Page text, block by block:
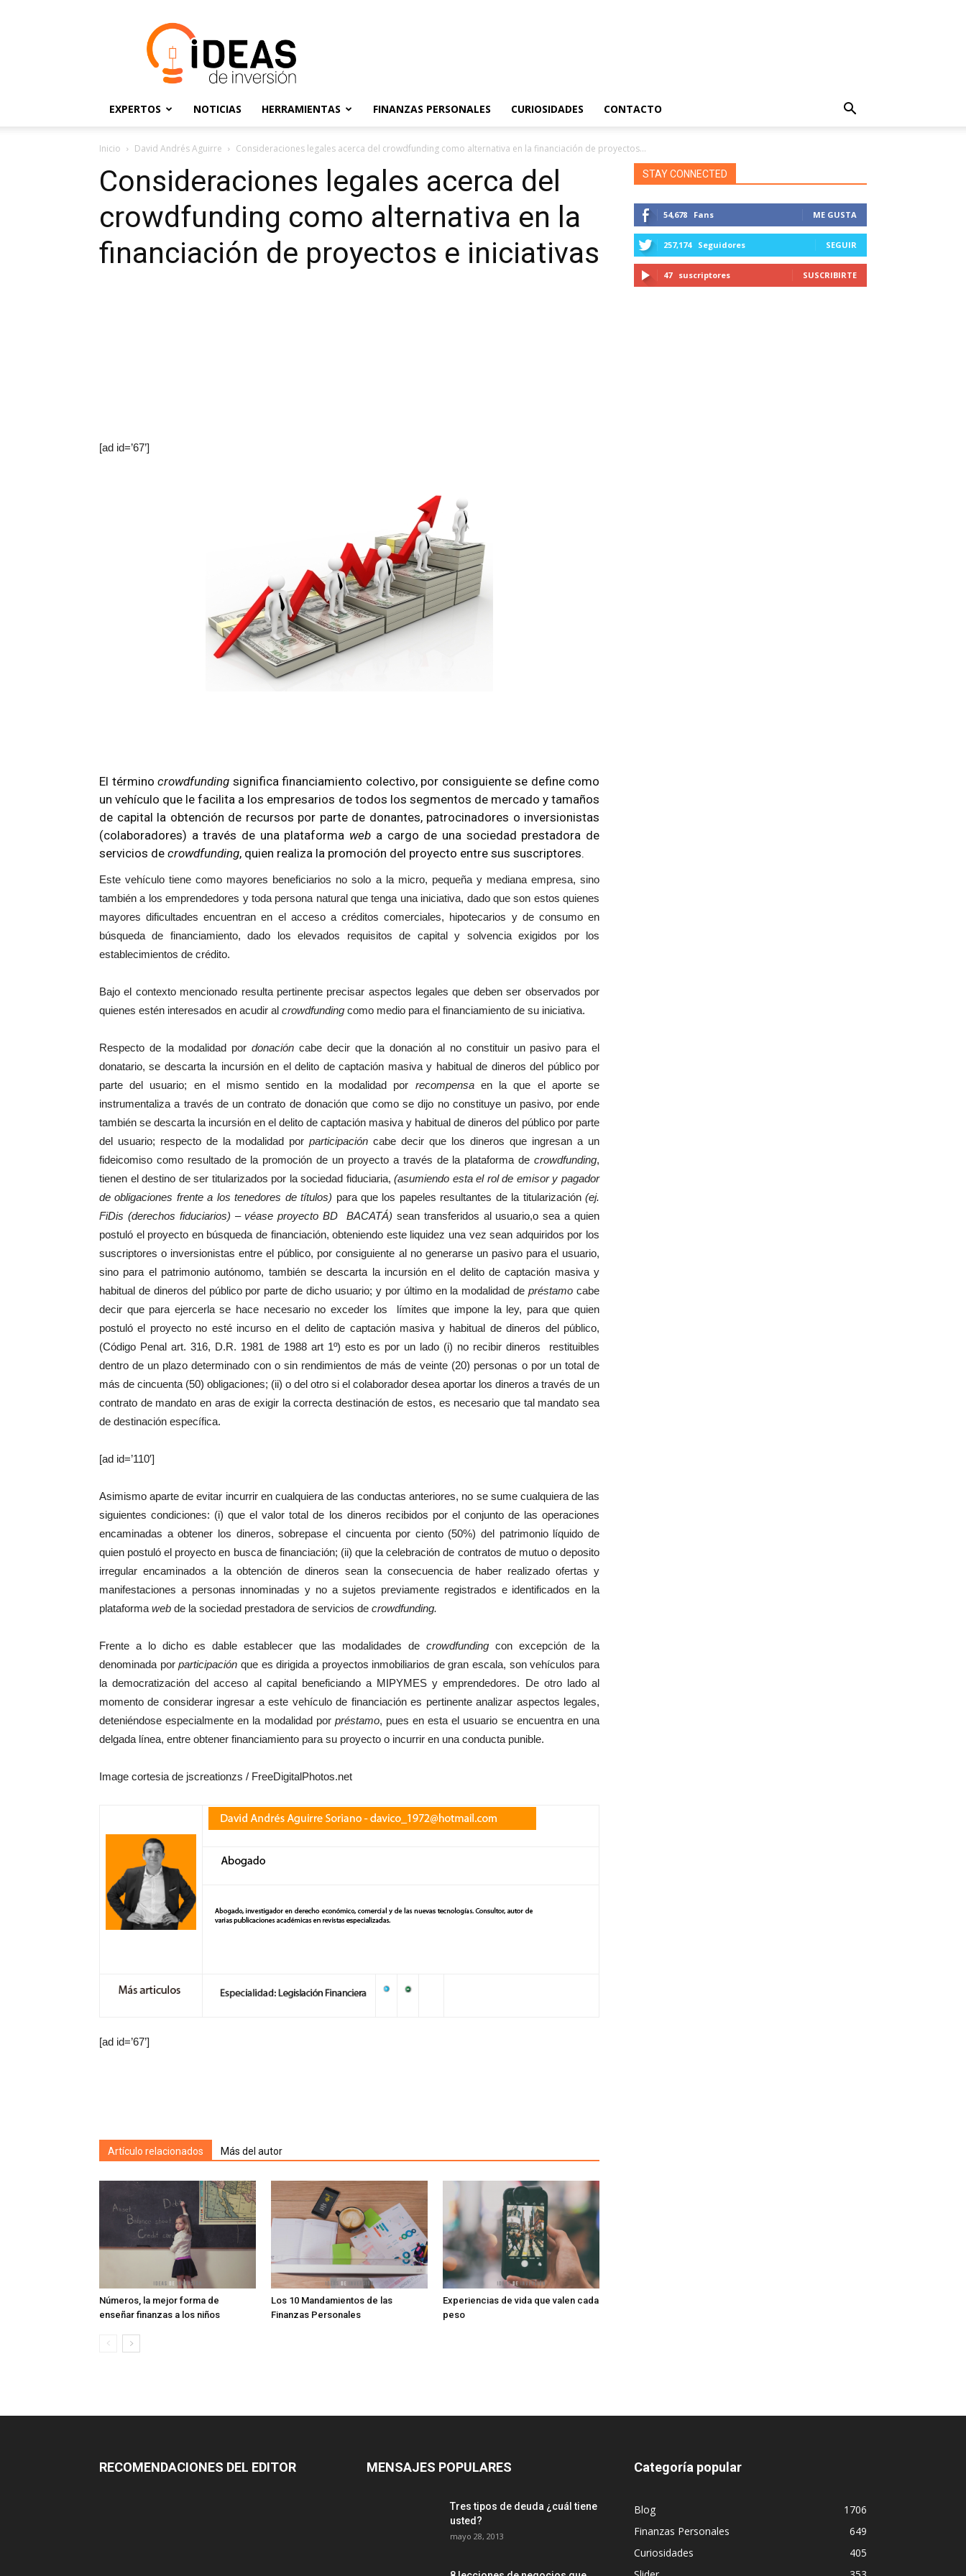
Ideas
de
Inversión
EXPERTOS NOTICIAS HERRAMIENTAS FINANZAS PERSONALES CURIOSIDADES CONTACTO
Inicio David Andrés Aguirre Consideraciones legales acerca del crowdfunding como alternativa en la financiación de proyectos...
Consideraciones legales acerca del
crowdfunding como alternativa en la
financiación de proyectos e iniciativas
[ad id=’67’]
El término crowdfunding significa financiamiento colectivo, por consiguiente se define como
un vehículo que le facilita a los empresarios de todos los segmentos de mercado y tamaños
de capital la obtención de recursos por parte de donantes, patrocinadores o inversionistas
(colaboradores) a través de una plataforma web a cargo de una sociedad prestadora de
servicios de crowdfunding, quien realiza la promoción del proyecto entre sus suscriptores.
Este vehículo tiene como mayores beneficiarios no solo a la micro, pequeña y mediana empresa, sino
también a los emprendedores y toda persona natural que tenga una iniciativa, dado que son estos quienes
mayores dificultades encuentran en el acceso a créditos comerciales, hipotecarios y de consumo en
búsqueda de financiamiento, dado los elevados requisitos de capital y solvencia exigidos por los
establecimientos de crédito.
Bajo el contexto mencionado resulta pertinente precisar aspectos legales que deben ser observados por
quienes estén interesados en acudir al crowdfunding como medio para el financiamiento de su iniciativa.
Respecto de la modalidad por donación cabe decir que la donación al no constituir un pasivo para el
donatario, se descarta la incursión en el delito de captación masiva y habitual de dineros del público por
parte del usuario; en el mismo sentido en la modalidad por recompensa en la que el aporte se
instrumentaliza a través de un contrato de donación que como se dijo no constituye un pasivo, por ende
también se descarta la incursión en el delito de captación masiva y habitual de dineros del público por parte
del usuario; respecto de la modalidad por participación cabe decir que los dineros que ingresan a un
fideicomiso como resultado de la promoción de un proyecto a través de la plataforma de crowdfunding,
tienen el destino de ser titularizados por la sociedad fiduciaria,(asumiendo esta el rol de emisor y pagador
de obligaciones frente a los tenedores de títulos) para que los papeles resultantes de la titularización (ej.
FiDis (derechos fiduciarios) – véase proyecto BD BACATÁ) sean transferidos al usuario,o sea a quien
postuló el proyecto en búsqueda de financiación, obteniendo este liquidez una vez sean adquiridos por los
suscriptores o inversionistas entre el público, por consiguiente al no generarse un pasivo para el usuario,
sino para el patrimonio autónomo, también se descarta la incursión en el delito de captación masiva y
habitual de dineros del público por parte de dicho usuario; y por último en la modalidad depréstamo cabe
decir que para ejercerla se hace necesario no exceder los límites que impone la ley, para que quien
postuló el proyecto no esté incurso en el delito de captación masiva y habitual de dineros del público,
(Código Penal art. 316, D.R. 1981 de 1988 art 1º) esto es por un lado (i) no recibir dineros restituibles
dentro de un plazo determinado con o sin rendimientos de más de veinte (20) personas o por un total de
más de cincuenta (50) obligaciones; (ii) o del otro si el colaborador desea aportar los dineros a través de un
contrato de mandato en aras de exigir la correcta destinación de estos, es necesario que tal mandato sea
de destinación específica.
[ad id=’110′]
Asimismo aparte de evitar incurrir en cualquiera de las conductas anteriores, no se sume cualquiera de las
siguientes condiciones: (i) que el valor total de los dineros recibidos por el conjunto de las operaciones
encaminadas a obtener los dineros, sobrepase el cincuenta por ciento (50%) del patrimonio líquido de
quien postuló el proyecto en busca de financiación; (ii) que la celebración de contratos de mutuo o deposito
irregular encaminados a la obtención de dineros sean la consecuencia de haber realizado ofertas y
manifestaciones a personas innominadas y no a sujetos previamente registrados e identificados en la
plataforma web de la sociedad prestadora de servicios de crowdfunding.
Frente a lo dicho es dable establecer que las modalidades decrowdfunding con excepción de la
denominada porparticipación que es dirigida a proyectos inmobiliarios de gran escala, son vehículos para
la democratización del acceso al capital beneficiando a MIPYMES y emprendedores. De otro lado al
momento de considerar ingresar a este vehículo de financiación es pertinente analizar aspectos legales,
deteniéndose especialmente en la modalidad por préstamo, pues en esta el usuario se encuentra en una
delgada línea, entre obtener financiamiento para su proyecto o incurrir en una conducta punible.
Image cortesia de jscreationzs / FreeDigitalPhotos.net
[ad id=’67’]
Artículo relacionados Más del autor
Números, la mejor forma de
enseñar finanzas a los niños
Los 10 Mandamientos de las
Finanzas Personales
Experiencias de vida que valen cada
peso
STAY CONNECTED
54,678 Fans ME GUSTA
257,174 Seguidores SEGUIR
47 suscriptores SUSCRIBIRTE
RECOMENDACIONES DEL EDITOR MENSAJES POPULARES
Tres tipos de deuda ¿cuál tiene
usted?
mayo 28, 2013
Categoría popular
Blog
1706
Finanzas Personales
649
Curiosidades
405